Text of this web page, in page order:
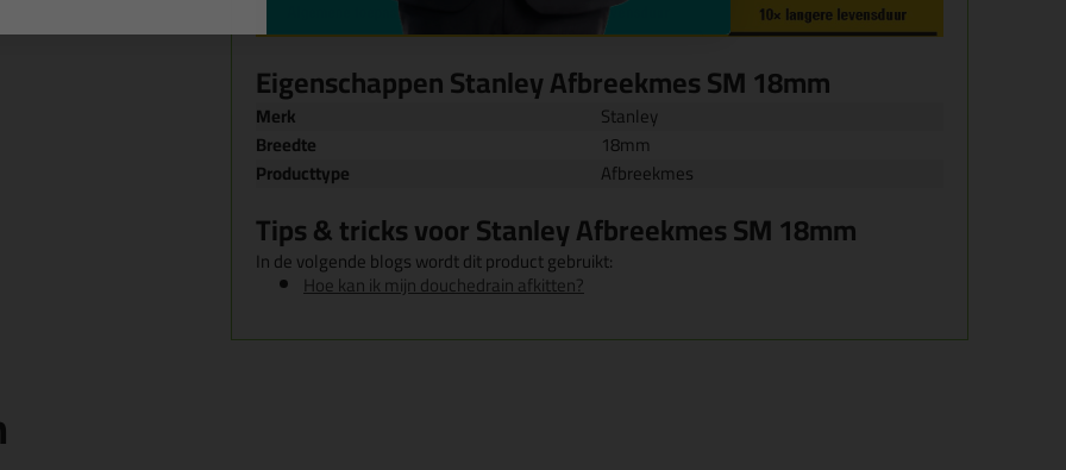
Eigenschappen Stanley Afbreekmes SM 18mm
Merk
Stanley
Breedte
18mm
Producttype
Afbreekmes
Tips & tricks voor Stanley Afbreekmes SM 18mm
In de volgende blogs wordt dit product gebruikt:
Hoe kan ik mijn douchedrain afkitten?